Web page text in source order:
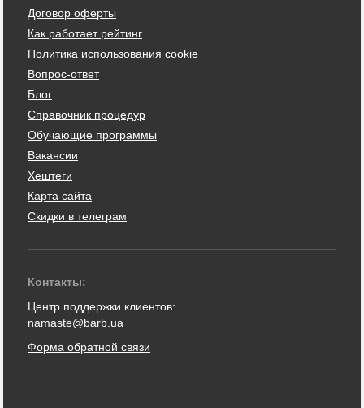
Договор оферты
Как работает рейтинг
Политика использования cookie
Вопрос-ответ
Блог
Справочник процедур
Обучающие программы
Вакансии
Хештеги
Карта сайта
Скидки в телеграм
Контакты:
Центр поддержки клиентов:
namaste@barb.ua
Форма обратной связи